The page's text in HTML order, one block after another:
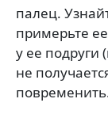
палец.
примерьте
у ее подруги
не